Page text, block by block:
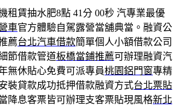
租賃抽水肥8點 41分 00秒 汽專業最優
車官方體驗自駕露營當舖典當。融資公
薦台北汽車借款簡單個人小額借款公司
節借款管道板橋當鋪推薦可辦理融資汽
無休貼心免費可派專員桃園鋁門窗專精
裝貸款成功抵押借款融資方式台北票貼
降息客票皆可辦理支客票貼現風格新北